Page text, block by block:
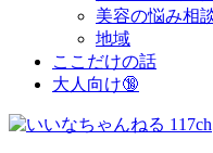
美容の悩み相
地域
ここだけの話
大人向け🔞